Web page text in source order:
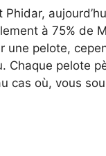
à 75% de
une pelote,
Chaque pelote
cas où, vous